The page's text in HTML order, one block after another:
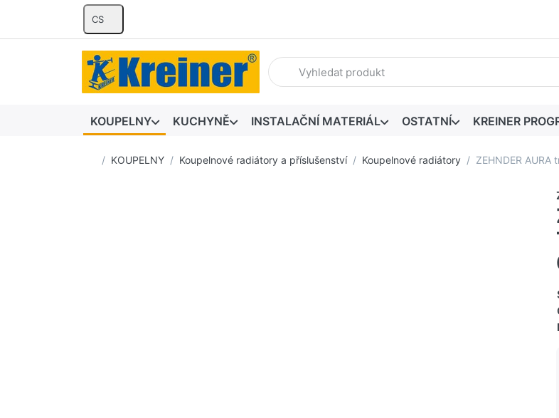
CS
Zadejte hledaný výraz. První výsledky se zobrazí
KOUPELNY KUCHYNĚ INSTALAČNÍ MATERIÁL OSTATNÍ KREINER
Domovská stránka
KOUPELNY Koupelnové radiátory a příslušenství Koupelnové radiátory ZEHNDER